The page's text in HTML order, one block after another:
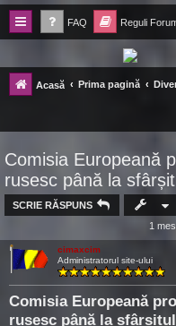
FAQ Reguli
Forum
-= Idei pentru viitor =-
Acasă Prima pagină
Comisia Europeană
rusesc până la
SCRIE RĂSPUNS
1
cimaxcim
Administratorul site-ului
Comisia Europeană
rusesc până la